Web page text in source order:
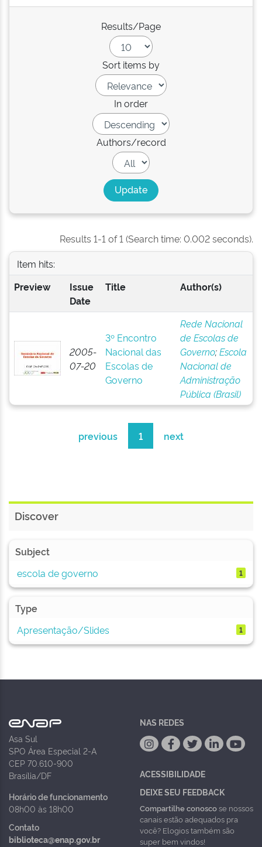
Results/Page
Sort items by
In order
Authors/record
Results 1-1 of 1 (Search time: 0.002 seconds).
Item hits:
Preview
Issue
Date
Title Author(s)
2005-
07-20
3º Encontro
Nacional das
Escolas de
Governo
Rede Nacional
de Escolas de
Governo;Escola
Nacional de
Administração
Pública (Brasil)
previous 1 next
Discover
Subject
escola de governo
1
Type
Apresentação/Slides
1
Asa Sul
SPO Área Especial 2-A
CEP 70.610-900
Brasília/DF
Horário de funcionamento
08h00 às 18h00
Contato
biblioteca@enap.gov.br
NAS REDES
ACESSIBILIDADE
DEIXE SEU FEEDBACK
Compartilhe conoscose nossos
canais estão adequados pra
você? Elogios também são
super bem vindos!